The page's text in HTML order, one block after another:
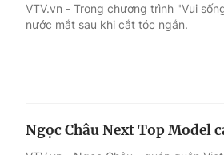
VTV.vn - Trong chương trình "Vui
nước mắt sau khi cắt tóc ngắn.
Ngọc Châu Next Top Model